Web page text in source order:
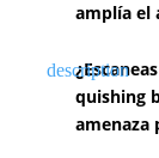
amplía el
quishing
amenaza